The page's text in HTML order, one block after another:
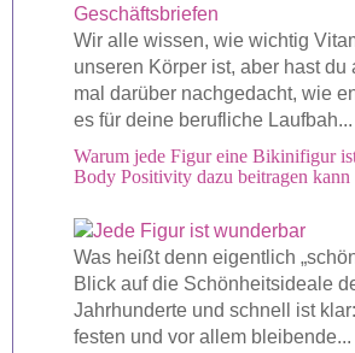
Wir alle wissen, wie wichtig
unseren Körper ist, aber hast du
mal darüber nachgedacht, wie
es für deine berufliche Laufbah...
Warum jede Figur eine Bikinifigur
Body Positivity dazu beitragen kann
Was heißt denn eigentlich
Blick auf die Schönheitsideale
Jahrhunderte und schnell ist
festen und vor allem bleibende...